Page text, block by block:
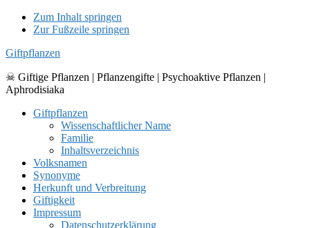
Zum Inhalt springen
Zur Fußzeile springen
Giftpflanzen
☠ Giftige Pflanzen | Pflanzengifte | Psychoaktive Pflanzen |
Aphrodisiaka
Giftpflanzen
Wissenschaftlicher Name
Familie
Inhaltsverzeichnis
Volksnamen
Synonyme
Herkunft und Verbreitung
Giftigkeit
Impressum
Datenschutzerklärung